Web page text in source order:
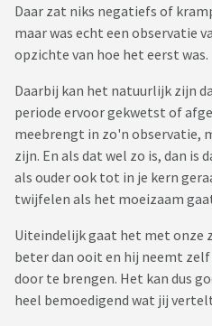
Daar zat niks negatiefs of
maar was echt een observatie
opzichte van hoe het eerst was.
Daarbij kan het natuurlijk zijn
periode ervoor gekwetst of
meebrengt in zo'n observatie,
zijn. En als dat wel zo is, dan is
als ouder ook tot in je kern
twijfelen als het moeizaam
Uiteindelijk gaat het met onze
beter dan ooit en hij neemt
door te brengen. Het kan dus
heel bemoedigend wat jij